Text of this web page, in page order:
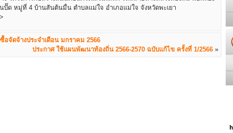
ปั๊ด หมู่ที่ 4 บ้านสันต้นมื่น ตำบลแม่ใจ อำเภอแม่ใจ จังหวัดพะเยา
อจัดจ้างประจำเดือน มกราคม 2566
ประกาศ ใช้แผนพัฒนาท้องถิ่น 2566-2570 ฉบับแก้ไข ครั้งที่ 1/2566 »